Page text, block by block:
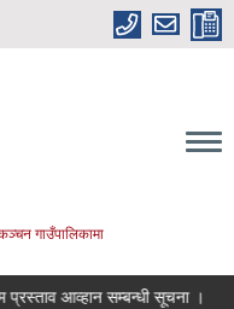
गाउँपालिकामा
सम्बन्धी सूचना । वडा नं